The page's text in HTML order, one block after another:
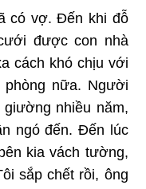
có vợ. Đến khi đỗ
được con nhà
cách khó chịu với
nữa. Người
nhiều năm,
ngó đến. Đến lúc
kia vách tường,
sắp chết rồi, ông